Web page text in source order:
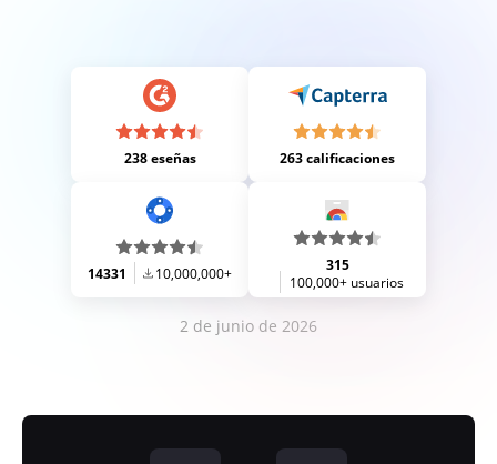
238 eseñas 263 calificaciones
14331 10,000,000+
315
100,000+ usuarios
2 de junio de 2026